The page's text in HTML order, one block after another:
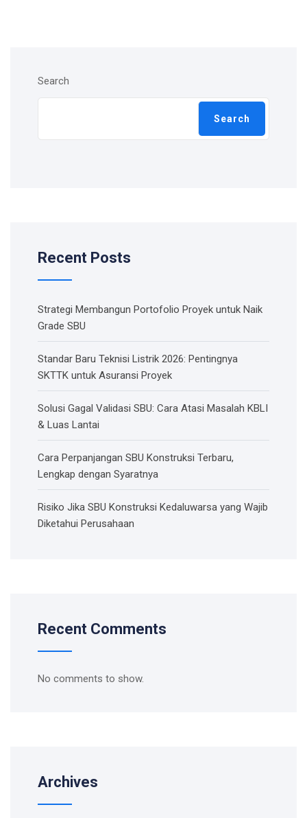
Search
Search
Recent Posts
Strategi Membangun Portofolio Proyek untuk Naik
Grade SBU
Standar Baru Teknisi Listrik 2026: Pentingnya
SKTTK untuk Asuransi Proyek
Solusi Gagal Validasi SBU: Cara Atasi Masalah KBLI
& Luas Lantai
Cara Perpanjangan SBU Konstruksi Terbaru,
Lengkap dengan Syaratnya
Risiko Jika SBU Konstruksi Kedaluwarsa yang Wajib
Diketahui Perusahaan
Recent Comments
No comments to show.
Archives